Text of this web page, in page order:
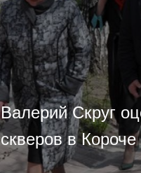
Валерий Скруг
скверов в Короче